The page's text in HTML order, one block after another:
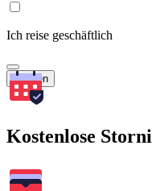
Ich reise geschäftlich
Suchen
Kostenlose